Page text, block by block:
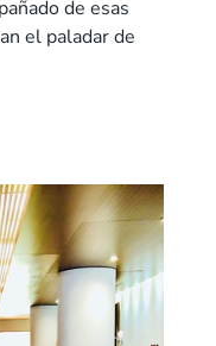
de esas
el paladar de